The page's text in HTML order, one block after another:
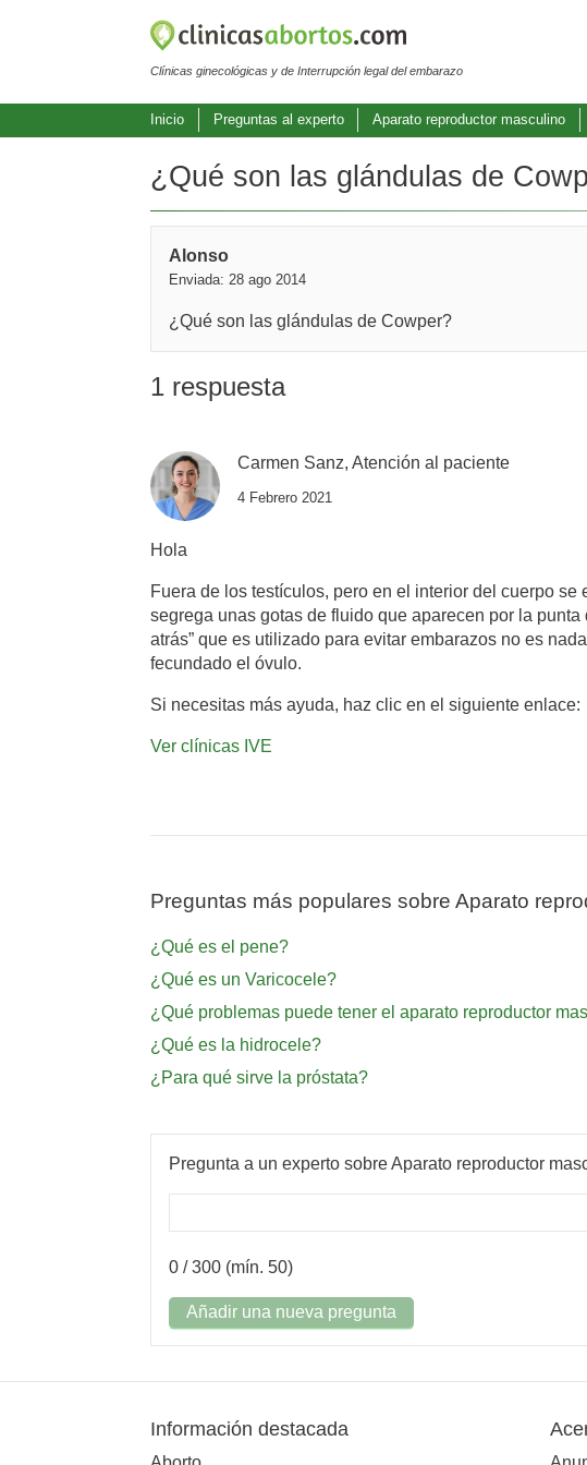
Clínicas ginecológicas y de Interrupción legal del embarazo
Inicio Preguntas al experto Aparato reproductor masculino
¿Qué son las glándulas de
Alonso
Enviada: 28 ago 2014
¿Qué son las glándulas de Cowper?
1 respuesta
Carmen Sanz, Atención al paciente
4 Febrero 2021
Hola
Fuera de los testículos, pero en el interior del cuerpo
segrega unas gotas de fluido que aparecen por la
atrás” que es utilizado para evitar embarazos no es
fecundado el óvulo.
Si necesitas más ayuda, haz clic en el siguiente enlace:
Ver clínicas IVE
Preguntas más populares sobre Aparato
¿Qué es el pene?
¿Qué es un Varicocele?
¿Qué problemas puede tener el aparato reproductor
¿Qué es la hidrocele?
¿Para qué sirve la próstata?
Pregunta a un experto sobre Aparato reproductor
0 / 300 (mín. 50)
Añadir una nueva pregunta
Información destacada